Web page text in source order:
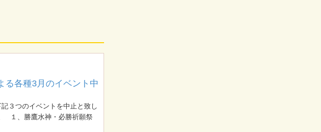
る各種3月のイベント中
３つのイベントを中止と致し
１、勝鷹水神・必勝祈願祭